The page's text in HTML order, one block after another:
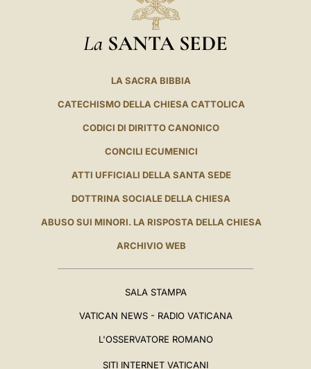
La SANTA SEDE
LA SACRA BIBBIA
CATECHISMO DELLA CHIESA CATTOLICA
CODICI DI DIRITTO CANONICO
CONCILI ECUMENICI
ATTI UFFICIALI DELLA SANTA SEDE
DOTTRINA SOCIALE DELLA CHIESA
ABUSO SUI MINORI. LA RISPOSTA DELLA CHIESA
ARCHIVIO WEB
SALA STAMPA
VATICAN NEWS - RADIO VATICANA
L'OSSERVATORE ROMANO
SITI INTERNET VATICANI